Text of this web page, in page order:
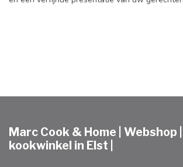
Marc Cook & Home | Webshop
kookwinkel in Elst |